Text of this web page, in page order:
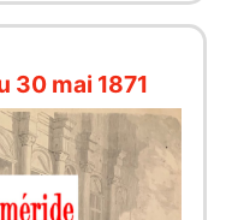
30 mai 1871